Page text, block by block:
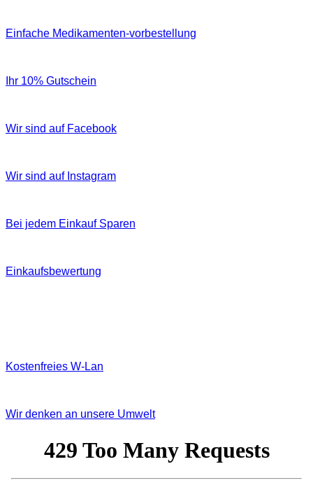
Einfache Medikamenten-vorbestellung
Ihr 10% Gutschein
Wir sind auf Facebook
Wir sind auf Instagram
Bei jedem Einkauf Sparen
Einkaufsbewertung
Kostenfreies W‐Lan
Wir denken an unsere Umwelt